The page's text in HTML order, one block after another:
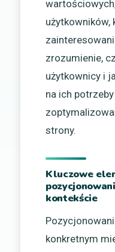
użytkowników,
zrozumienie,
użytkownicy i
na ich
strony.
Kluczowe
kontekście
konkretnym